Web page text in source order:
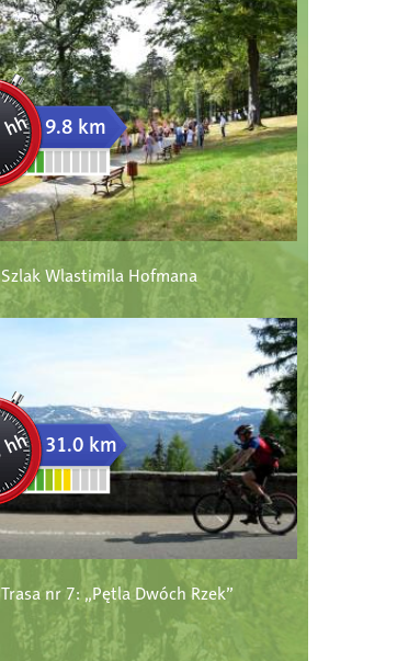
9.8 km
Szlak Wlastimila Hofmana
31.0 km
Trasa nr 7: „Pętla Dwóch Rzek”